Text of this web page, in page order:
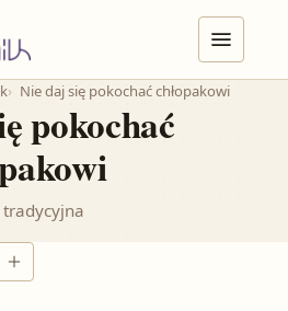
Nie daj się pokochać chłopakowi
pokochać
tradycyjna
Powiększ tekst